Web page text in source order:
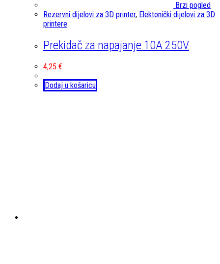
Brzi pogled
Rezervni dijelovi za 3D printer, Elektonički dijelovi za 3D
printere
Prekidač za napajanje 10A 250V
4,25 €
Dodaj u košaricu